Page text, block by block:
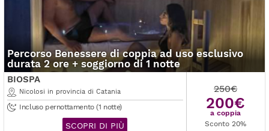
Percorso Benessere di coppia ad uso esclusivo
durata 2 ore + soggiorno di 1 notte
BIOSPA
Nicolosi in provincia di Catania
Incluso pernottamento (1 notte)
SCOPRI DI PIÙ
250€
200€
a coppia
Sconto 20%